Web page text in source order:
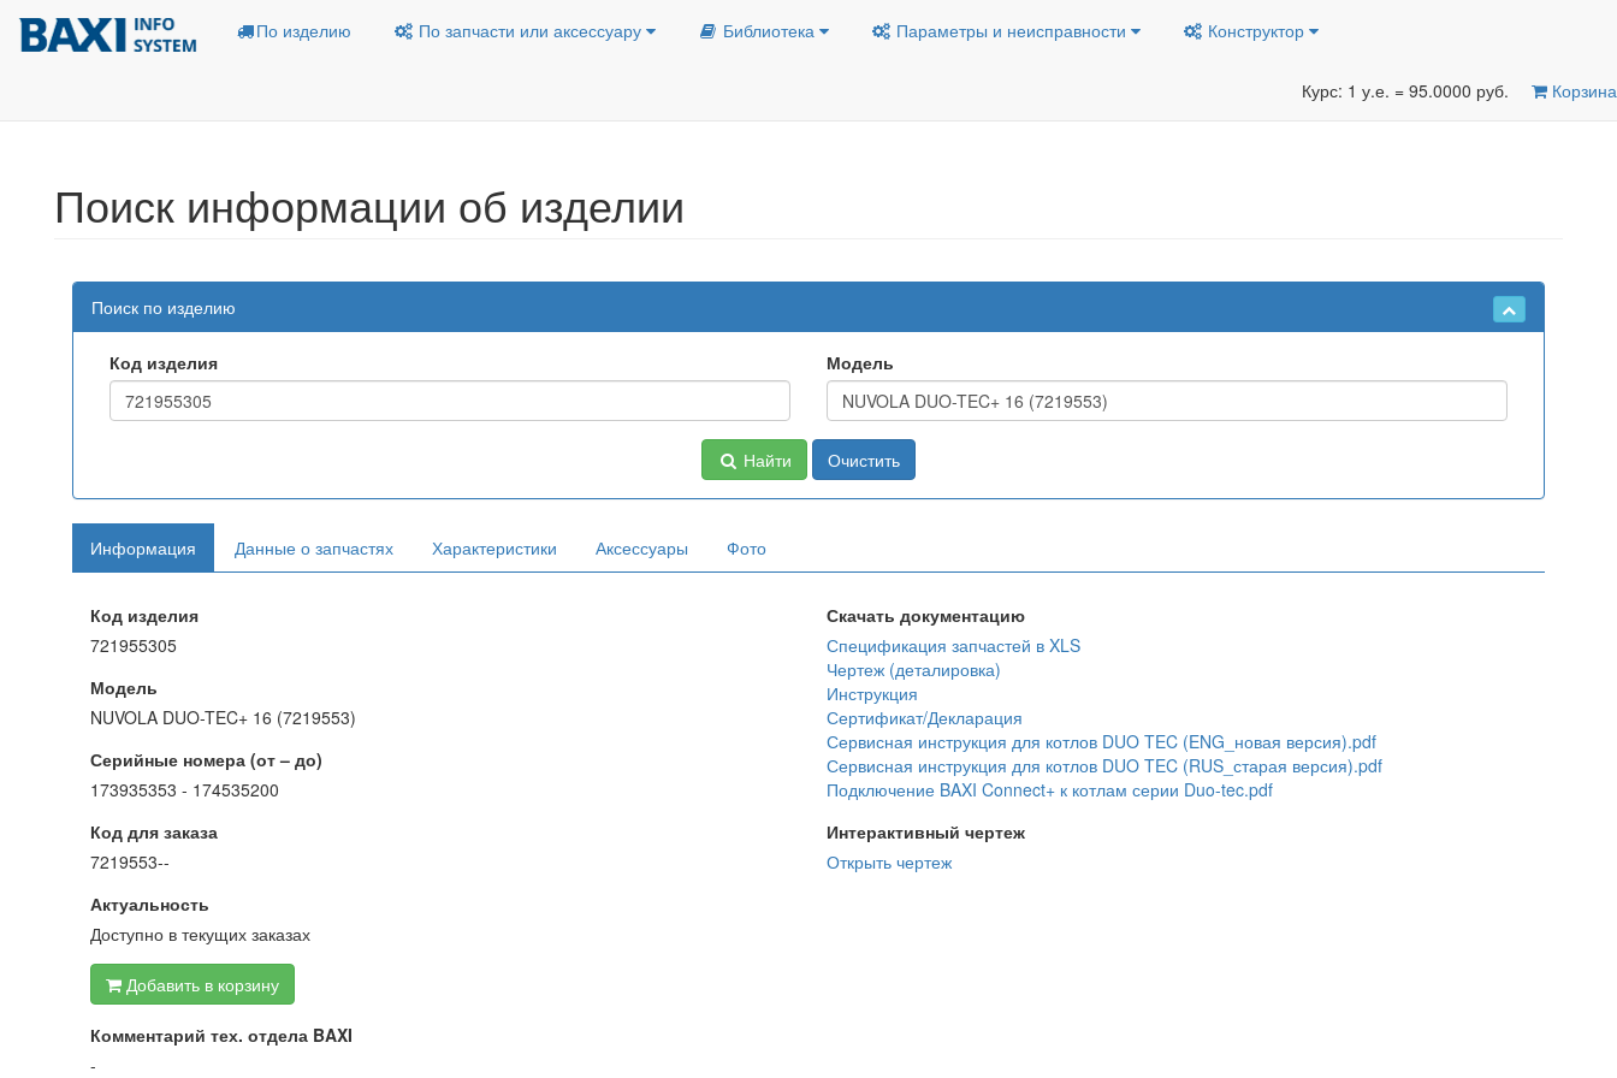
По изделию По запчасти или аксессуару Библиотека Параметры и неисправности Конструктор
Курс: 1 у.е. = 95.0000 руб. Корзина
Поиск информации об изделии
Поиск по изделию
Код изделия Модель
Найти Очистить
Информация Данные о запчастях Характеристики Аксессуары Фото
Код изделия
721955305
Модель
NUVOLA DUO-TEC+ 16 (7219553)
Серийные номера (от – до)
173935353 - 174535200
Код для заказа
7219553--
Актуальность
Доступно в текущих заказах
Добавить в корзину
Скачать документацию
Спецификация запчастей в XLS
Чертеж (деталировка)
Инструкция
Сертификат/Декларация
Сервисная инструкция для котлов DUO TEC (ENG_новая версия).pdf
Сервисная инструкция для котлов DUO TEC (RUS_старая версия).pdf
Подключение BAXI Connect+ к котлам серии Duo-tec.pdf
Интерактивный чертеж
Открыть чертеж
Комментарий тех. отдела BAXI
-